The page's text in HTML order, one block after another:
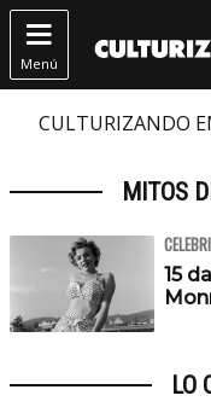

Menú
CULTURIZANDO
MITOS
15
LO